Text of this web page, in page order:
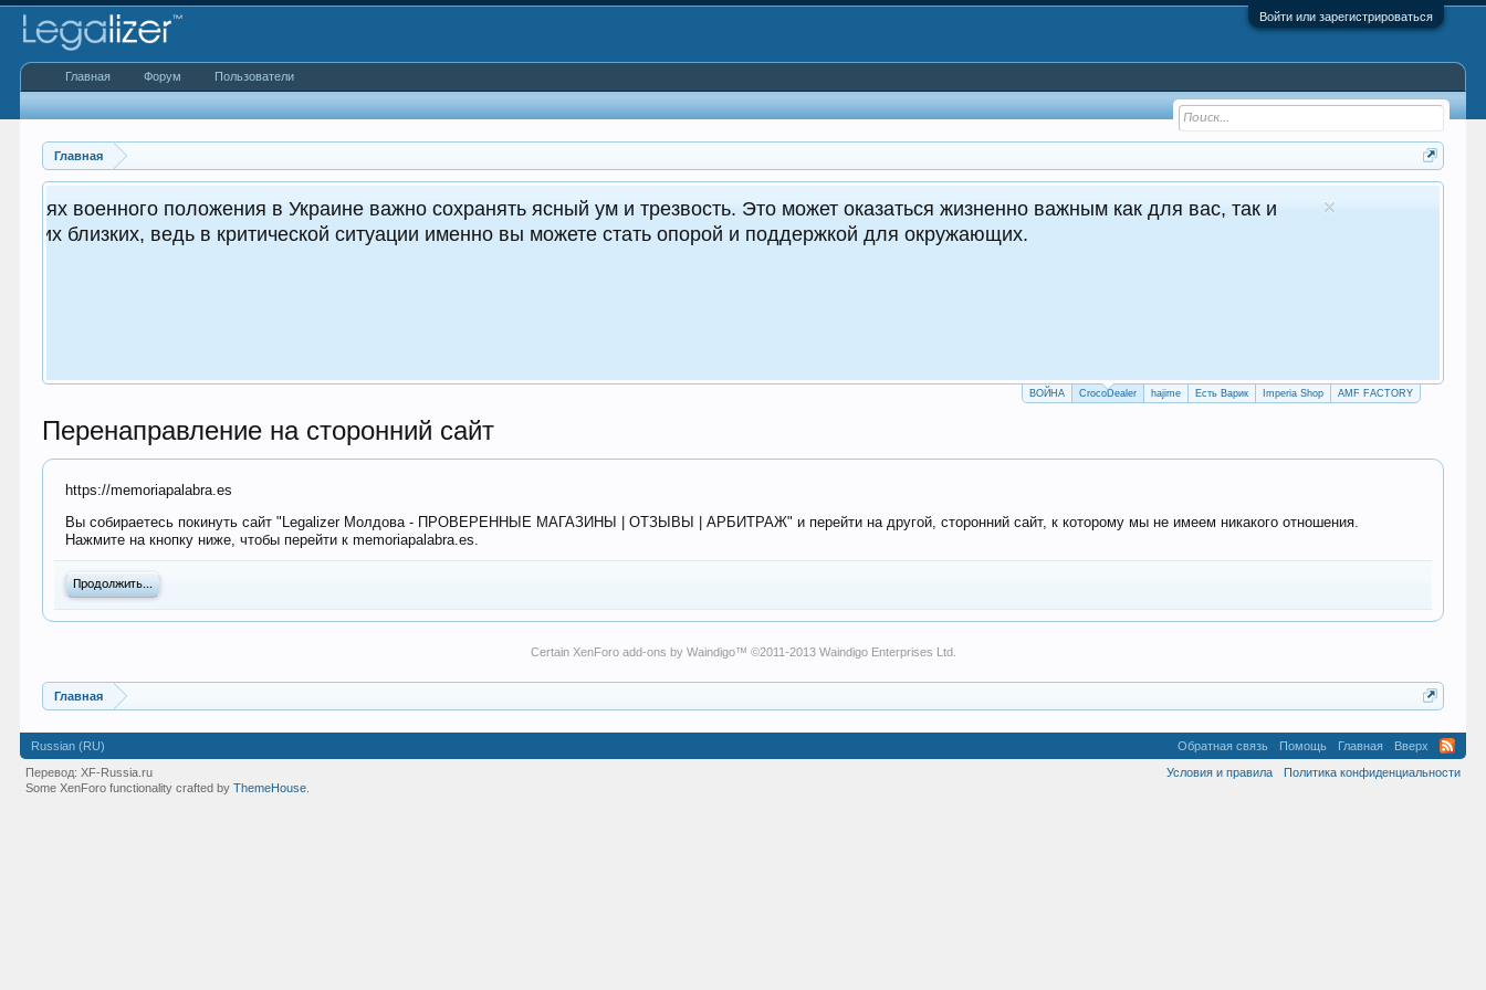
Войти или зарегистрироваться
Главная
важным как для вас, так и
CrocoDealer - №1 в Молдове Сайт авто продаж
Круглосуточные продажи 24/7
ВОЙНА CrocoDealer hajime Есть Варик Imperia Shop AMF FACTORY
Перенаправление на сторонний сайт
https://memoriapalabra.es
Вы собираетесь покинуть сайт "Legalizer Молдова - ПРОВЕРЕННЫЕ МАГАЗИНЫ | ОТЗЫВЫ | АРБИТРАЖ" и перейти на другой, сторонний сайт, к которому мы не имеем никакого отношения.
Нажмите на кнопку ниже, чтобы перейти к memoriapalabra.es.
Продолжить...
Certain XenForo add-ons by Waindigo™ ©2011-2013 Waindigo Enterprises Ltd.
Главная
Главная Форум Пользователи
Russian (RU) Обратная связь Помощь Главная
Вверх
Условия и правила
Политика конфиденциальности
Перевод:XF-Russia.ru
Some XenForo functionality crafted byThemeHouse